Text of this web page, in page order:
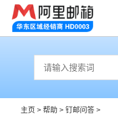
主页 > 帮助> 钉邮问答>